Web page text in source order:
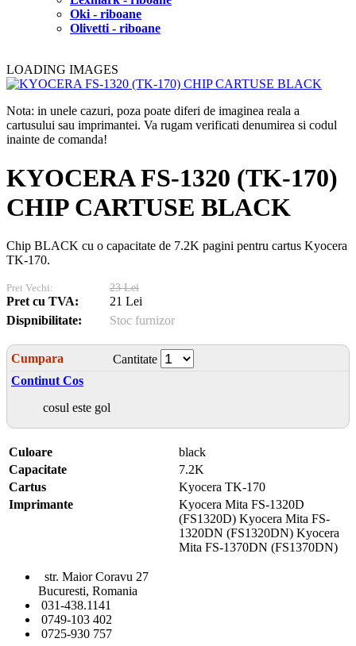
Oki - riboane
Olivetti - riboane
LOADING IMAGES
Nota: in unele cazuri, poza poate diferi de imaginea reala a
cartusului sau imprimantei. Va rugam verificati denumirea si codul
inainte de comanda!
KYOCERA FS-1320 (TK-170)
CHIP CARTUSE BLACK
Chip BLACK cu o capacitate de 7.2K pagini pentru cartus Kyocera
TK-170.
Pret Vechi: 23 Lei
Pret cu TVA:
21 Lei
Dispnibilitate:
Stoc furnizor
Cumpara
Cantitate
Continut Cos
cosul este gol
Culoare
black
Capacitate
7.2K
Cartus
Kyocera TK-170
Imprimante
Kyocera Mita FS-1320D
(FS1320D) Kyocera Mita FS-
1320DN (FS1320DN) Kyocera
Mita FS-1370DN (FS1370DN)
str. Maior Coravu 27
Bucuresti, Romania
031-438.1141
0749-103 402
0725-930 757